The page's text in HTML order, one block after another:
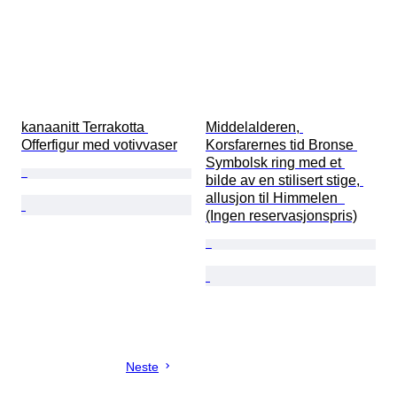
kanaanitt Terrakotta
Offerfigur med votivvaser
Middelalderen,
Korsfarernes tid Bronse
Symbolsk ring med et
bilde av en stilisert stige,
allusjon til Himmelen
(Ingen reservasjonspris)
Neste